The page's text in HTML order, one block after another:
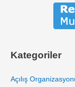
Kategoriler
Açılış